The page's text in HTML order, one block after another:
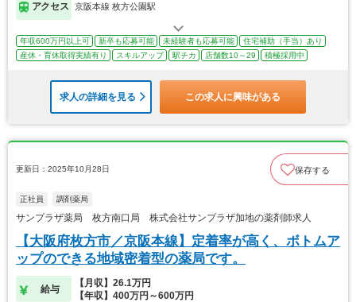
アクセス 京阪本線 枚方公園駅
年収600万円以上可 新卒も応募可能 未経験者も応募可能
住宅補助（手当）あり
産休・育休取得実績有り
スキルアップ 駅チカ 店舗数10～29 積極採用中
求人の詳細を見る この求人に興味がある
更新日：2025年10月28日 保存する
正社員 調剤薬局
サンプラザ薬局 枚方南口局 株式会社サンプラザ加地の薬剤師求人
【大阪府枚方市／京阪本線】定着率が高く、ボトムア
ップのできる地域密着型の薬局です。
給与
【月収】26.1万円
【年収】400万円～600万円